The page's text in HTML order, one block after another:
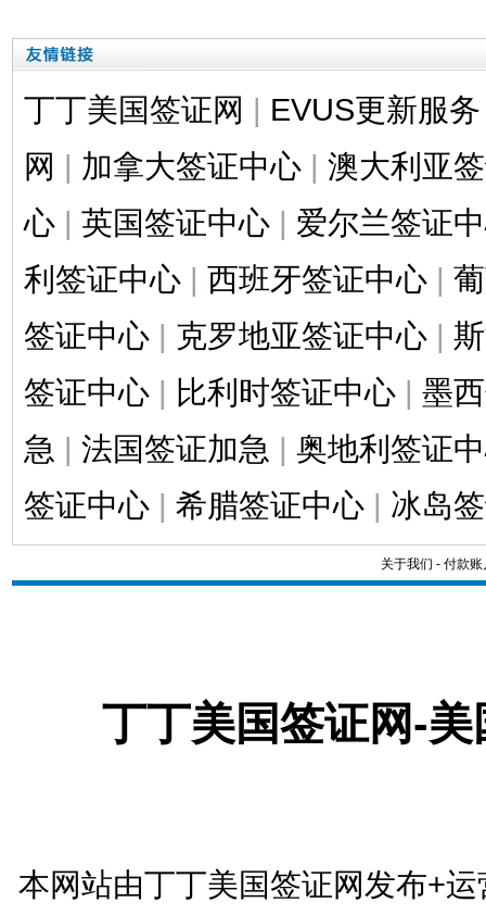
丁丁美国签证网 | EVUS更新服务
网 | 加拿大签证中心 | 澳大利亚
心 | 英国签证中心 | 爱尔兰签证
利签证中心 | 西班牙签证中心 |
签证中心 | 克罗地亚签证中心 |
签证中心 | 比利时签证中心 | 墨
急 | 法国签证加急 | 奥地利签证
签证中心 | 希腊签证中心 | 冰岛
关于我们 - 付款账
丁丁美国签证网-
本网站由丁丁美国签证网发布+